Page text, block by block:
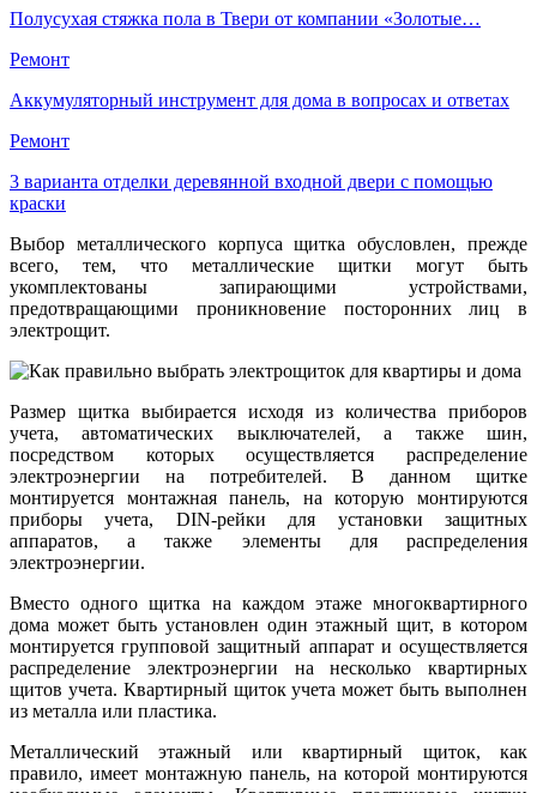
Полусухая стяжка пола в Твери от компании «Золотые…
Ремонт
Аккумуляторный инструмент для дома в вопросах и ответах
Ремонт
3 варианта отделки деревянной входной двери с помощью
краски
Выбор металлического корпуса щитка обусловлен, прежде
всего, тем, что металлические щитки могут быть
укомплектованы запирающими устройствами,
предотвращающими проникновение посторонних лиц в
электрощит.
Размер щитка выбирается исходя из количества приборов
учета, автоматических выключателей, а также шин,
посредством которых осуществляется распределение
электроэнергии на потребителей. В данном щитке
монтируется монтажная панель, на которую монтируются
приборы учета, DIN-рейки для установки защитных
аппаратов, а также элементы для распределения
электроэнергии.
Вместо одного щитка на каждом этаже многоквартирного
дома может быть установлен один этажный щит, в котором
монтируется групповой защитный аппарат и осуществляется
распределение электроэнергии на несколько квартирных
щитов учета. Квартирный щиток учета может быть выполнен
из металла или пластика.
Металлический этажный или квартирный щиток, как
правило, имеет монтажную панель, на которой монтируются